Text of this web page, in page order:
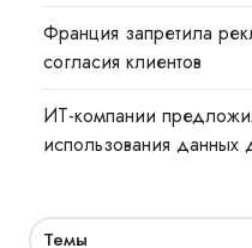
Франция запретила
согласия клиентов
ИТ-компании
использования
Темы